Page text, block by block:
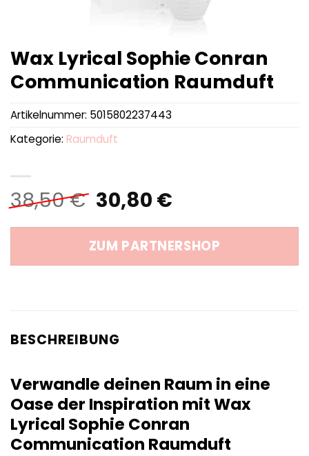
Wax Lyrical Sophie Conran
Communication Raumduft
38,50€ Ursprünglicher
Preis
war:
38,50 €
30,80 €Aktueller
ist:
30,80 €.
ZUM PARTNERSHOP
Artikelnummer: 5015802237443
Kategorie: Raumduft
BESCHREIBUNG
Verwandle deinen Raum in eine
Oase der Inspiration mit Wax
Lyrical Sophie Conran
Communication Raumduft